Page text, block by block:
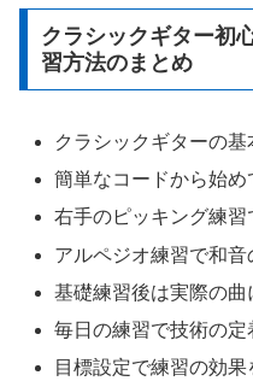
クラシックギター初
習方法のまとめ
クラシックギターの
簡単なコードから始
右手のピッキング練
アルペジオ練習で和
基礎練習後は実際の曲
毎日の練習で技術の定
目標設定で練習の効果